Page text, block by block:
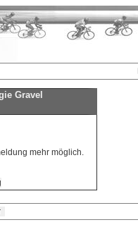
Gravel
mehr möglich.